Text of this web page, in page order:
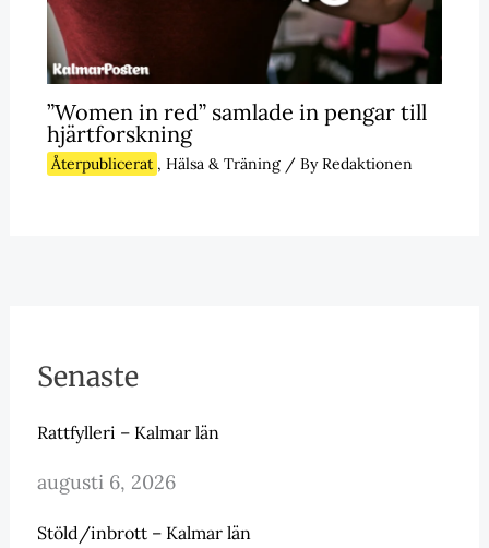
”Women in red” samlade in pengar till
hjärtforskning
Återpublicerat , Hälsa & Träning/ ByRedaktionen
Senaste
Rattfylleri – Kalmar län
augusti 6, 2026
Stöld/inbrott – Kalmar län